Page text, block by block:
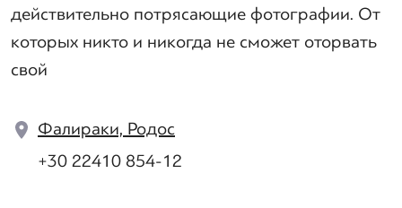
действительно потрясающие фотографии. От
которых никто и никогда не сможет оторвать
свой
Фалираки, Родос
+30 22410 854-12